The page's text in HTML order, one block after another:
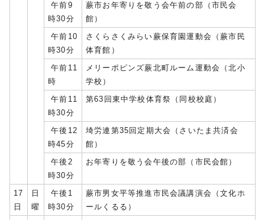
午前9
時30分
蕨市お年寄りを敬う会午前の部（市民会
館）
午前10
時30分
さくらさくみらい蕨保育園運動会（蕨市民
体育館）
午前11
時
メリーポピンズ蕨北町ルーム運動会（北小
学校）
午前11
時30分
第63回東中学校体育祭（同校校庭）
午後12
時45分
埼労連第35回定期大会（さいたま共済会
館）
午後2
時30分
お年寄りを敬う会午後の部（市民会館）
17
日
日
曜
午後1
時30分
蕨市男女平等推進市民会議講演会（文化ホ
ールくるる）